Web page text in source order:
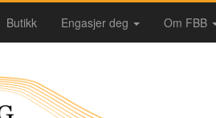
Butikk Engasjer deg Om FBB